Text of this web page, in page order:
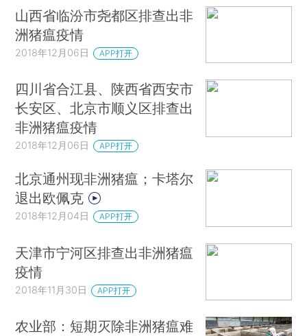
山西省临汾市尧都区排查出非
洲猪瘟疫情
2018年12月06日 APP打开
四川省合江县、陕西省西安市
长安区、北京市顺义区排查出
非洲猪瘟疫情
2018年12月06日 APP打开
北京通州现非洲猪瘟；卡塔尔
退出欧佩克
2018年12月04日 APP打开
天津市宁河区排查出非洲猪瘟
疫情
2018年11月30日 APP打开
农业部：短期灭除非洲猪瘟难